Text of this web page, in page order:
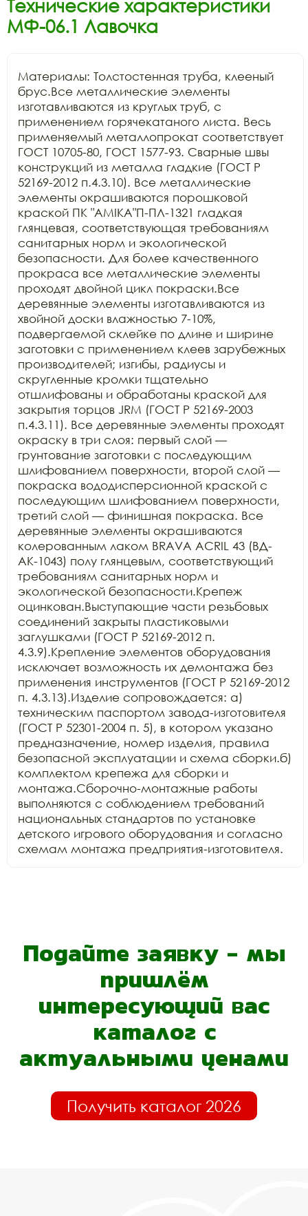
Технические характеристики
МФ-06.1 Лавочка
Материалы: Толстостенная труба, клееный
брус.Все металлические элементы
изготавливаются из круглых труб, с
применением горячекатаного листа. Весь
применяемый металлопрокат соответствует
ГОСТ 10705-80, ГОСТ 1577-93. Сварные швы
конструкций из металла гладкие (ГОСТ Р
52169-2012 п.4.3.10). Все металлические
элементы окрашиваются порошковой
краской ПК "АМIKA"П-ПЛ-1321 гладкая
глянцевая, соответствующая требованиям
санитарных норм и экологической
безопасности. Для более качественного
прокраса все металлические элементы
проходят двойной цикл покраски.Все
деревянные элементы изготавливаются из
хвойной доски влажностью 7-10%,
подвергаемой склейке по длине и ширине
заготовки с применением клеев зарубежных
производителей; изгибы, радиусы и
скругленные кромки тщательно
отшлифованы и обработаны краской для
закрытия торцов JRM (ГОСТ Р 52169-2003
п.4.3.11). Все деревянные элементы проходят
окраску в три слоя: первый слой —
грунтование заготовки с последующим
шлифованием поверхности, второй слой —
покраска вододисперсионной краской с
последующим шлифованием поверхности,
третий слой — финишная покраска. Все
деревянные элементы окрашиваются
колерованным лаком BRAVA ACRIL 43 (ВД-
АК-1043) полу глянцевым, соответствующий
требованиям санитарных норм и
экологической безопасности.Крепеж
оцинкован.Выступающие части резьбовых
соединений закрыты пластиковыми
заглушками (ГОСТ Р 52169-2012 п.
4.3.9).Крепление элементов оборудования
исключает возможность их демонтажа без
применения инструментов (ГОСТ Р 52169-2012
п. 4.3.13).Изделие сопровождается: а)
техническим паспортом завода-изготовителя
(ГОСТ Р 52301-2004 п. 5), в котором указано
предназначение, номер изделия, правила
безопасной эксплуатации и схема сборки.б)
комплектом крепежа для сборки и
монтажа.Сборочно-монтажные работы
выполняются с соблюдением требований
национальных стандартов по установке
детского игрового оборудования и согласно
схемам монтажа предприятия-изготовителя.
Подайте заявку - мы
пришлём
интересующий вас
каталог с
актуальными ценами
Получить каталог 2026